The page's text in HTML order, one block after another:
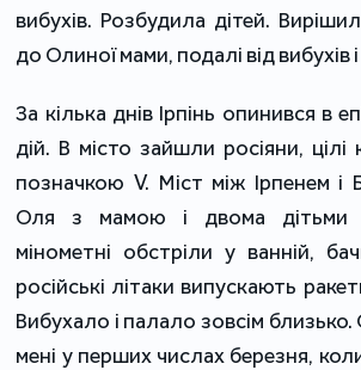
вибухів. Розбудила дітей.
до Олиної мами, подалі від вибухів
За кілька днів Ірпінь опинився в
дій. В місто зайшли росіяни, цілі
позначкою V. Міст між Ірпенем і
Оля з мамою і двома дітьми
мінометні обстріли у ванній,
російські літаки випускають
Вибухало і палало зовсім
мені у перших числах березня,